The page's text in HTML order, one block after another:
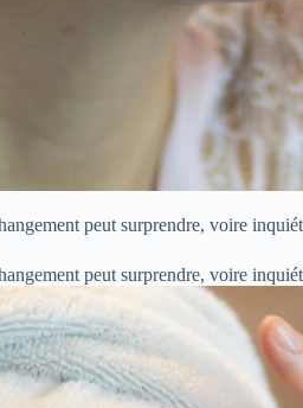
peut surprendre, voire
peut surprendre, voire